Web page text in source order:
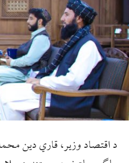
د اقتصاد وزیر، قاري دین